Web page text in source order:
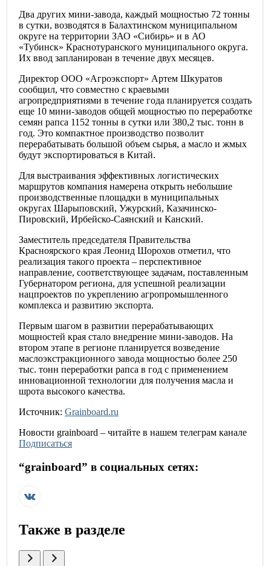
Два других мини-завода, каждый мощностью 72 тонны
в сутки, возводятся в Балахтинском муниципальном
округе на территории ЗАО «Сибирь» и в АО
«Тубинск» Краснотуранского муниципального округа.
Их ввод запланирован в течение двух месяцев.
Директор ООО «Агроэкспорт» Артем Шкуратов
сообщил, что совместно с краевыми
агропредприятиями в течение года планируется создать
еще 10 мини-заводов общей мощностью по переработке
семян рапса 1152 тонны в сутки или 380,2 тыс. тонн в
год. Это компактное производство позволит
перерабатывать большой объем сырья, а масло и жмых
будут экспортироваться в Китай.
Для выстраивания эффективных логистических
маршрутов компания намерена открыть небольшие
производственные площадки в муниципальных
округах Шарыповский, Ужурский, Казачинско-
Пировский, Ирбейско-Саянский и Канский.
Заместитель председателя Правительства
Красноярского края Леонид Шорохов отметил, что
реализация такого проекта – перспективное
направление, соответствующее задачам, поставленным
Губернатором региона, для успешной реализации
нацпроектов по укреплению агропромышленного
комплекса и развитию экспорта.
Первым шагом в развитии перерабатывающих
мощностей края стало внедрение мини-заводов. На
втором этапе в регионе планируется возведение
маслоэкстракционного завода мощностью более 250
тыс. тонн переработки рапса в год с применением
инновационной технологии для получения масла и
шрота высокого качества.
Источник: Grainboard.ru
Новости grainboard – читайте в нашем телеграм канале
Подписаться
“grainboard” в социальных сетях:
Также в разделе